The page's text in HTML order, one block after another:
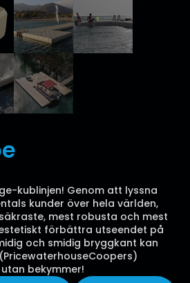
kublinjen! Genom att lyssna
kunder över hela världen,
mest robusta och mest
förbättra utseendet på
och smidig bryggkant kan
bekymmer!